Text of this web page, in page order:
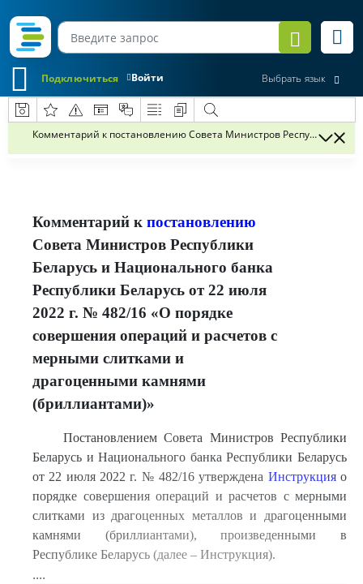
Войти
Подключиться Выбрать язык
Комментарий к постановлению Совета Министров Республики
Комментарий к постановлению
Совета Министров Республики
Беларусь и Национального банка
Республики Беларусь от 22 июля
2022 г. № 482/16 «О порядке
совершения операций и расчетов с
мерными слитками и
драгоценными камнями
(бриллиантами)»
Постановлением Совета Министров Республики
Беларусь и Национального банка Республики Беларусь
от 22 июля 2022 г. № 482/16 утверждена Инструкцияо
порядке совершения операций и расчетов с мерными
слитками из драгоценных металлов и драгоценными
камнями (бриллиантами), произведенными в
Республике Беларусь (далее – Инструкция).
....